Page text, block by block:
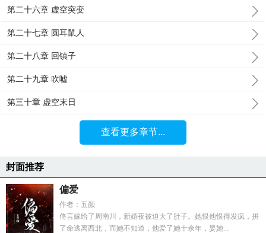
第二十六章 虚空突变
第二十七章 圆耳鼠人
第二十八章 回镇子
第二十九章 吹嘘
第三十章 虚空末日
查看更多章节...
封面推荐
偏爱
作者：五颜
佟言嫁给了周南川，新婚夜被迫大了肚子。她恨他恨得发疯，拼
了命逃离西北，而她不知道，他爱了她十余年，娶她...